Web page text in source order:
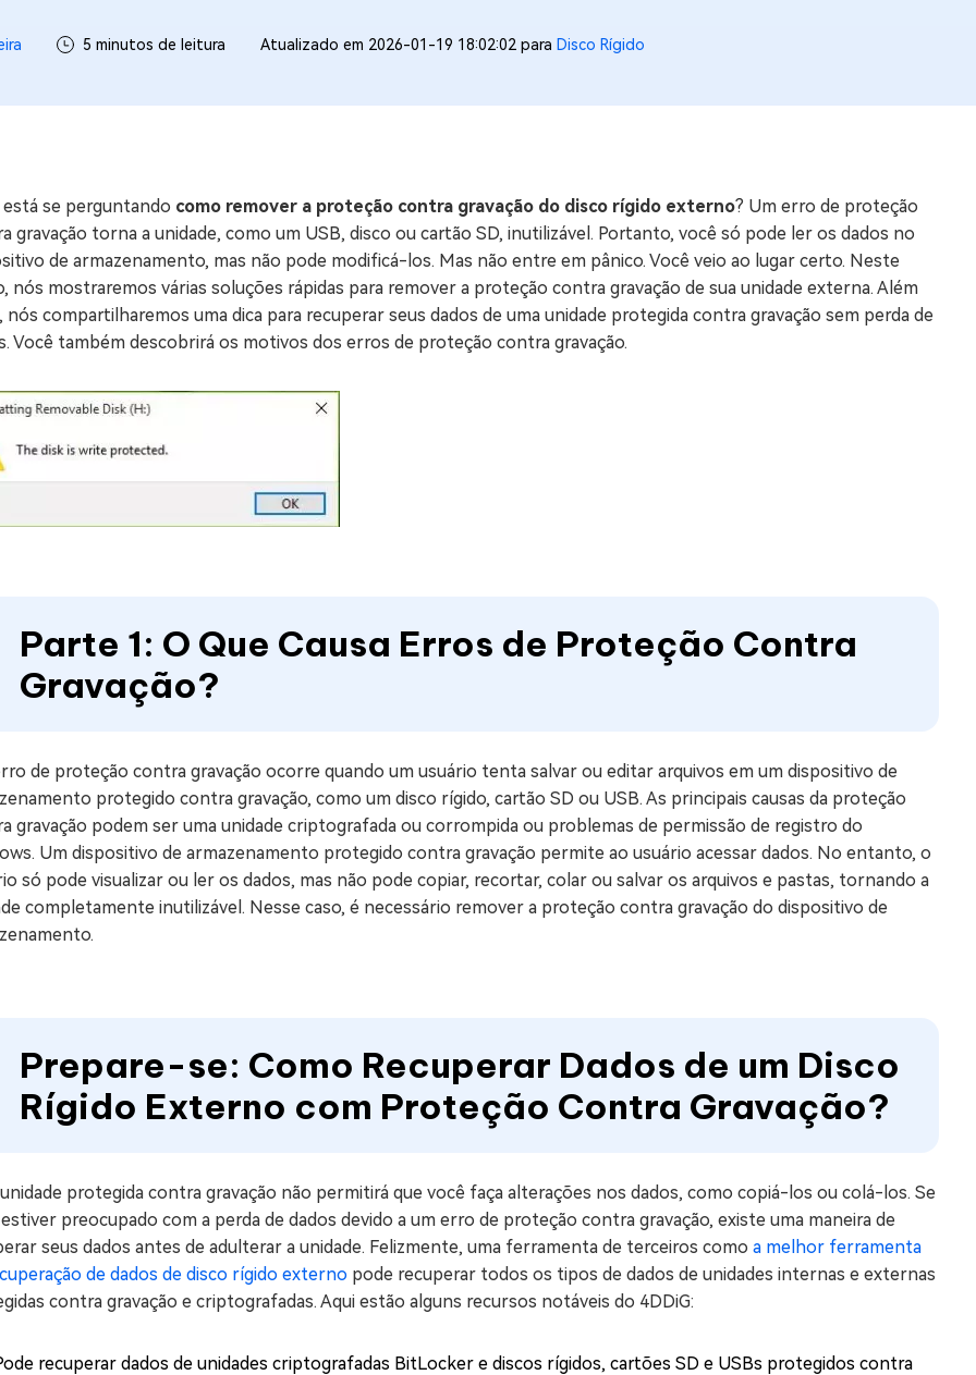
Corrigir Erros de Mac Grátis
Windows 11 Upgrade Checker
Verificador de Atualização do Windows 11 Grátis
5 minutos de leitura Atualizado em 2026-01-19 18:02:02 para Disco Rígido
está se perguntando como remover a proteção contra gravação do disco rígido externo? Um erro de proteção
gravação torna a unidade, como um USB, disco ou cartão SD, inutilizável. Portanto, você só pode ler os dados no
de armazenamento, mas não pode modificá-los. Mas não entre em pânico. Você veio ao lugar certo. Neste
nós mostraremos várias soluções rápidas para remover a proteção contra gravação de sua unidade externa. Além
nós compartilharemos uma dica para recuperar seus dados de uma unidade protegida contra gravação sem perda de
Você também descobrirá os motivos dos erros de proteção contra gravação.
Parte 1: O Que Causa Erros de Proteção Contra
Gravação?
de proteção contra gravação ocorre quando um usuário tenta salvar ou editar arquivos em um dispositivo de
protegido contra gravação, como um disco rígido, cartão SD ou USB. As principais causas da proteção
gravação podem ser uma unidade criptografada ou corrompida ou problemas de permissão de registro do
Um dispositivo de armazenamento protegido contra gravação permite ao usuário acessar dados. No entanto, o
só pode visualizar ou ler os dados, mas não pode copiar, recortar, colar ou salvar os arquivos e pastas, tornando a
completamente inutilizável. Nesse caso, é necessário remover a proteção contra gravação do dispositivo de
Prepare-se: Como Recuperar Dados de um Disco
Rígido Externo com Proteção Contra Gravação?
protegida contra gravação não permitirá que você faça alterações nos dados, como copiá-los ou colá-los. Se
preocupado com a perda de dados devido a um erro de proteção contra gravação, existe uma maneira de
seus dados antes de adulterar a unidade. Felizmente, uma ferramenta de terceiros como a melhor ferramenta
de dados de disco rígido externo pode recuperar todos os tipos de dados de unidades internas e externas
contra gravação e criptografadas. Aqui estão alguns recursos notáveis do 4DDiG:
recuperar dados de unidades criptografadas BitLocker e discos rígidos, cartões SD e USBs protegidos contra